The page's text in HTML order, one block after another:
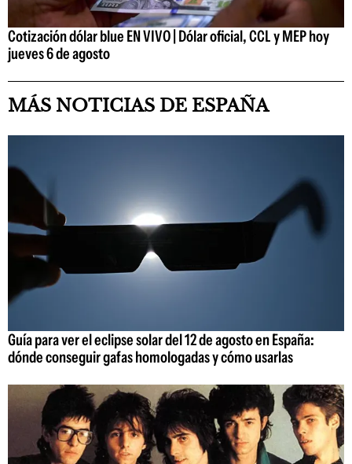
Cotización dólar blue EN VIVO | Dólar oficial, CCL y MEP hoy
jueves 6 de agosto
MÁS NOTICIAS DE ESPAÑA
Guía para ver el eclipse solar del 12 de agosto en España:
dónde conseguir gafas homologadas y cómo usarlas